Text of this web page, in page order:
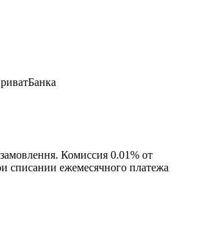
Комиссия 0.01% от
списании ежемесячного платежа